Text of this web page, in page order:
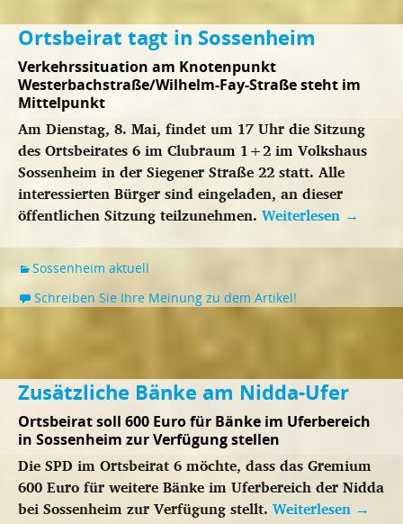
Ortsbeirat tagt in Sossenheim
Verkehrssituation am Knotenpunkt
Westerbachstraße/Wilhelm-Fay-Straße steht im
Mittelpunkt
Am Dienstag, 8. Mai, findet um 17 Uhr die Sitzung
des Ortsbeirates 6 im Clubraum 1+2 im Volkshaus
Sossenheim in der Siegener Straße 22 statt. Alle
interessierten Bürger sind eingeladen, an dieser
öffentlichen Sitzung teilzunehmen. Weiterlesen →
Sossenheim aktuell
Schreiben Sie Ihre Meinung zu dem Artikel!
Zusätzliche Bänke am Nidda-Ufer
Ortsbeirat soll 600 Euro für Bänke im Uferbereich
in Sossenheim zur Verfügung stellen
Die SPD im Ortsbeirat 6 möchte, dass das Gremium
600 Euro für weitere Bänke im Uferbereich der Nidda
bei Sossenheim zur Verfügung stellt. Weiterlesen →